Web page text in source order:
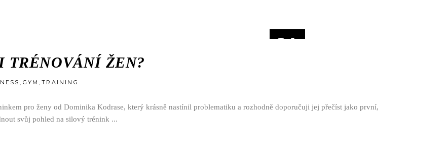
24
TRÉNOVÁNÍ ŽEN?
GYM ,TRAINING
pro ženy od Dominika Kodrase, který krásně nastínil problematiku a rozhodně doporučuji jej přečíst jako první,
svůj pohled na silový trénink